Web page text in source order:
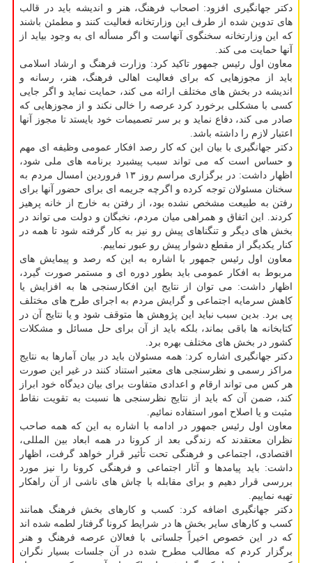
دکتر جهانگیری افزود: اصحاب فرهنگ، هنر و اندیشه باید در قالب
های تدوین شده از طرف این وزارتخانه فعالیت کنند و مطمئن باشند
که این وزارتخانه سخنگوی آنهاست و اگر مسأله ای به وجود بیاید از
آنها حمایت می کند.
معاون اول رئیس جمهور تاکید کرد: وزارت فرهنگ و ارشاد اسلامی
باید از مجوزهایی که برای فعالیت اهالی فرهنگ، هنر، رسانه و
اندیشه در بخش های مختلف ارائه می کند، حمایت نماید و اگر جایی
کسی با مشکلی برخورد کرد عرصه را خالی نکند و از مجوزهایی که
صادر می کند، دفاع نماید و بر سر تصمیمات خود بایستد تا مجوز آنها
اعتبار لازم را داشته باشد.
دکتر جهانگیری با بیان این که کار رصد افکار عمومی وظیفه ای مهم
و حساس است که می تواند سبب پیشبرد برنامه های ملی شود،
اظهار داشت: در برگزاری مراسم روز ۱۳ فروردین امسال مردم به
سخنان مسئولان توجه کرده و اگرچه جریمه ای برای حضور آنها برای
رفتن به طبیعت مشخص نشده بود، از رفتن به خارج از خانه پرهیز
کردند. این اتفاق و همراهی میان مردم، نخبگان و دولت می تواند در
بخش های دیگر و تنگناهای پیش رو نیز به کار گرفته شود تا همه در
کنار یکدیگر از مقطع دشوار پیش رو عبور نماییم.
معاون اول رئیس جمهور با اشاره به این که رصد و پیمایش های
مربوط به افکار عمومی باید بطور دوره ای و مستمر صورت گیرد،
اظهار داشت: می توان از نتایج این افکارسنجی ها به افزایش یا
کاهش سرمایه اجتماعی و گرایش مردم به اجرای طرح های مختلف
پی برد. بدین سبب نباید این پژوهش ها متوقف شود و یا نتایج آن در
کتابخانه ها باقی بماند، بلکه باید از آن برای حل مسائل و مشکلات
کشور در بخش های مختلف بهره برد.
دکتر جهانگیری اشاره کرد: همه مسئولان باید در بیان آمارها به نتایج
مراکز رسمی و نظرسنجی های معتبر استناد کنند در غیر این صورت
هر کس می تواند ارقام و اعدادی متفاوت برای بیان دیدگاه خود ابراز
کند، ضمن آن که باید از نتایج نظرسنجی ها نسبت به تقویت نقاط
مثبت و یا اصلاح امور استفاده نمائیم.
معاون اول رئیس جمهور در ادامه با اشاره به این که همه صاحب
نظران معتقدند که زندگی بعد از کرونا در همه ابعاد بین المللی،
اقتصادی، اجتماعی و فرهنگی تحت تأثیر قرار خواهد گرفت، اظهار
داشت: باید پیامدها و آثار اجتماعی و فرهنگی کرونا را نیز مورد
بررسی قرار دهیم و برای مقابله با چاش های ناشی از آن راهکار
تهیه نماییم.
دکتر جهانگیری اضافه کرد: کسب و کارهای بخش فرهنگ همانند
کسب و کارهای سایر بخش ها در شرایط کرونا گرفتار لطمه شده اند
که در این خصوص اخیراً جلساتی با فعالان عرصه فرهنگ و هنر
برگزار کردم که مطالب مطرح شده در آن جلسات بسیار نگران